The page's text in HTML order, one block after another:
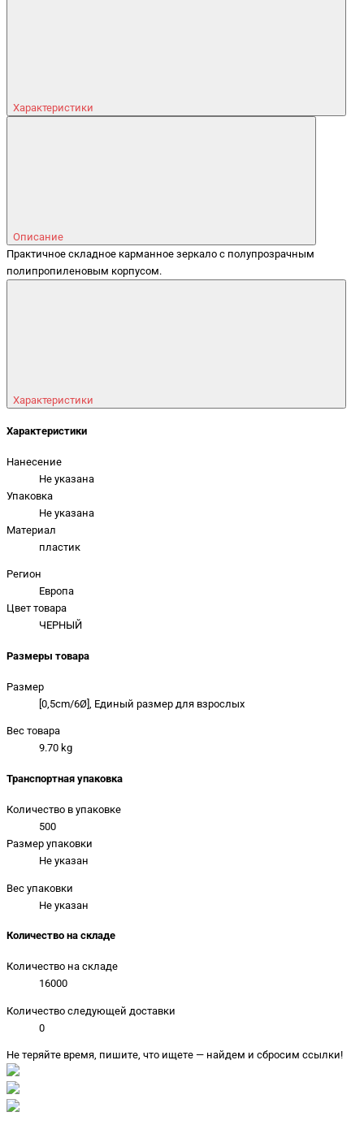
Характеристики
Описание
Практичное складное карманное зеркало с полупрозрачным
полипропиленовым корпусом.
Характеристики
Характеристики
Нанесение
Не указана
Упаковка
Не указана
Материал
пластик
Регион
Европа
Цвет товара
ЧЕРНЫЙ
Размеры товара
Размер
[0,5cm/6Ø], Единый размер для взрослых
Вес товара
9.70 kg
Транспортная упаковка
Количество в упаковке
500
Размер упаковки
Не указан
Вес упаковки
Не указан
Количество на складе
Количество на складе
16000
Количество следующей доставки
0
Не теряйте время, пишите, что ищете — найдем и сбросим ссылки!